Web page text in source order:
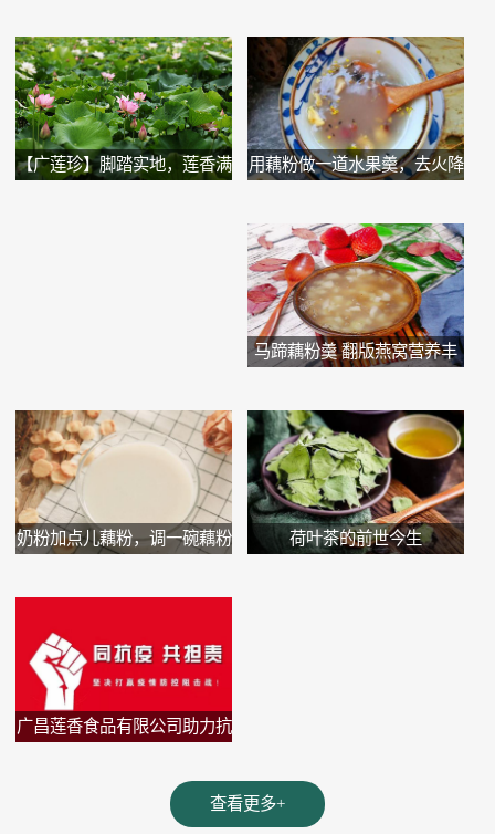
【广莲珍】脚踏实地，莲香满
用藕粉做一道水果羹，去火降
马蹄藕粉羹 翻版燕窝营养丰
奶粉加点儿藕粉，调一碗藕粉
荷叶茶的前世今生
广昌莲香食品有限公司助力抗
查看更多+